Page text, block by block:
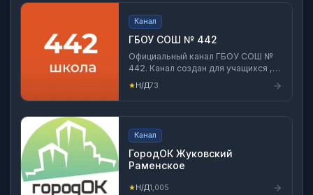
Канал
ГБОУ СОШ № 442
Официальный канал ГБОУ СОШ №
442. Канал создан для учащихся ,их
родителей и сотрудников школы.
★Н/Д73
Канал
ГородОК Жуковский
Раменское
★ Н/Д1,005